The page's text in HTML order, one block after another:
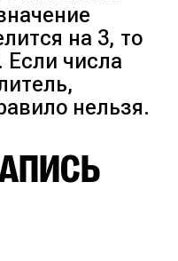
на 3, то
Если числа
нельзя.